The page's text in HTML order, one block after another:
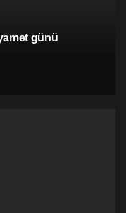
alışveriş
anlamsız kılıyor.
sosyal ortam
Bu durum
oranda artmasına
günü